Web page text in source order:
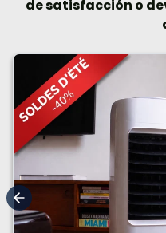
de satisfacción o